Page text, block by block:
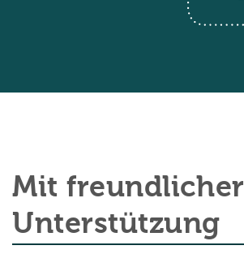
Mit freundlicher
Unterstützung